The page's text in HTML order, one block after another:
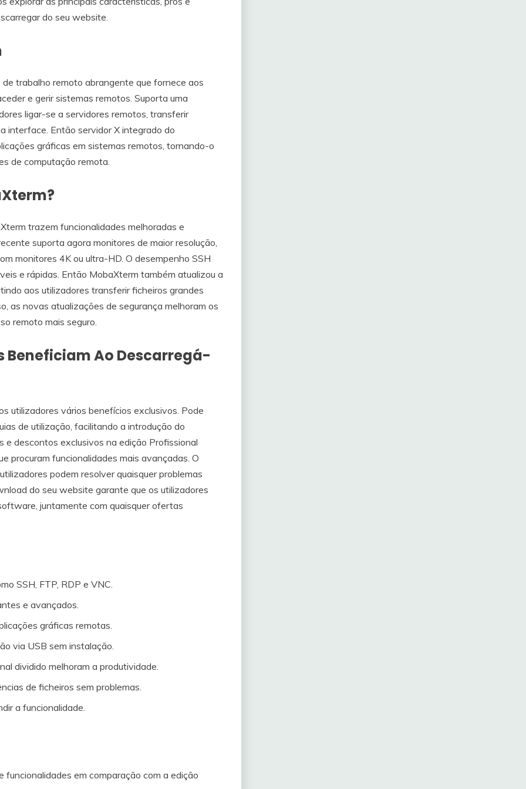
do seu website.
trabalho remoto abrangente que fornece aos
e gerir sistemas remotos. Suporta uma
ligar-se a servidores remotos, transferir
interface. Então servidor X integrado do
gráficas em sistemas remotos, tornando-o
de computação remota.
trazem funcionalidades melhoradas e
suporta agora monitores de maior resolução,
monitores 4K ou ultra-HD. O desempenho SSH
​​e rápidas. Então MobaXterm também atualizou a
aos utilizadores transferir ficheiros grandes
as novas atualizações de segurança melhoram os
remoto mais seguro.
Beneficiam Ao Descarregá-
utilizadores vários benefícios exclusivos. Pode
de utilização, facilitando a introdução do
descontos exclusivos na edição Profissional
procuram funcionalidades mais avançadas. O
podem resolver quaisquer problemas
do seu website garante que os utilizadores
juntamente com quaisquer ofertas
SSH, FTP, RDP e VNC.
e avançados.
gráficas remotas.
via USB sem instalação.
dividido melhoram a produtividade.
de ficheiros sem problemas.
a funcionalidade.
em comparação com a edição